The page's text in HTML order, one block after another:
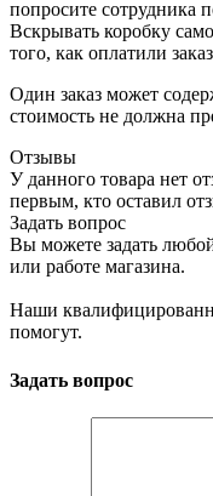
попросите сотрудника
Вскрывать коробку
того, как оплатили
Один заказ может
стоимость не должна
Отзывы
У данного товара нет
первым, кто оставил
Задать вопрос
Вы можете задать
или работе магазина.
Наши
помогут.
Задать вопрос